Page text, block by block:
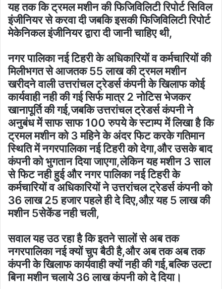
यह तक कि ट्रमल मशीन की फिजिविलिटी रिपोर्ट सिविल
इंजीनियर से करवा दी जबकि इसकी फिजिविलिटी रिपोर्ट
मेकेनिकल इंजीनियर द्वारा दी जानी चाहिए थी,
नगर पालिका नई टिहरी के अधिकारियों व कर्मचारियों की
मिलीभगत से आजतक 55 लाख की ट्रमल मशीन
खरीदने वाली उत्तरांचल ट्रेडर्स कंपनी के खिलाफ कोई
कार्यवाही नही की गई सिर्फ मात्र 2 नोटिस भेजकर
खानापूर्ति की गई,जबकि उत्तरांचल ट्रेडर्स कंपनी ने
अनुबंध में साफ साफ 100 रुपये के स्टाम्प में लिखा है कि
ट्रमल मशीन को 3 महिने के अंदर फिट करके गतिमान
स्थिति में नगरपालिका नई टिहरी को देगा,और उसके बाद
कंपनी को भुगतान दिया जाएगा,लेकिन यह मशीन 3 साल
से फिट नही हुई और नगर पालिका नई टिहरी के
कर्मचारियों व अधिकारियों ने उत्तरांचल ट्रेडर्स कंपनी को
36 लाख 25 हजार पहले ही दे दिए,औऱ यह 5 लाख की
मशीन 5सेकेंड नही चली,
सवाल यह उठ रहा है कि इतने सालों से अब तक
नगरपालिका नई क्यों चुप बैठी है,और अब तक अब तक
कंपनी के खिलाफ कार्यवाही क्यों नही की गई,बल्कि उल्टा
बिना मशीन चलाये 36 लाख कंपनी को दे दिया।